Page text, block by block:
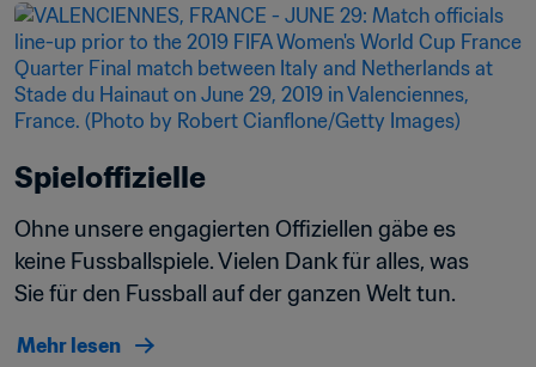
Spieloffizielle
Ohne unsere engagierten Offiziellen gäbe es
keine Fussballspiele. Vielen Dank für alles, was
Sie für den Fussball auf der ganzen Welt tun.
Mehr lesen